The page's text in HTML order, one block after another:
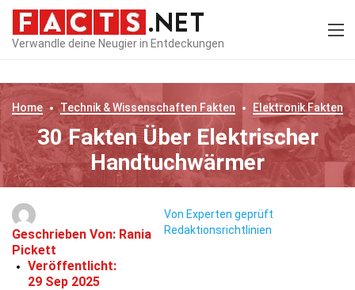
Verwandle deine Neugier in Entdeckungen
Home Technik & Wissenschaften Fakten ElektronikFakten
30 Fakten Über Elektrischer
Handtuchwärmer
Geschrieben Von: Rania
Pickett
Veröffentlicht:
29 Sep 2025
Von Experten geprüft
Redaktionsrichtlinien